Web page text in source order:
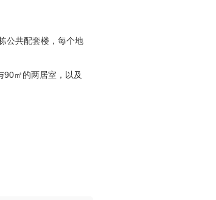
公共配套楼，每个地
㎡的两居室，以及